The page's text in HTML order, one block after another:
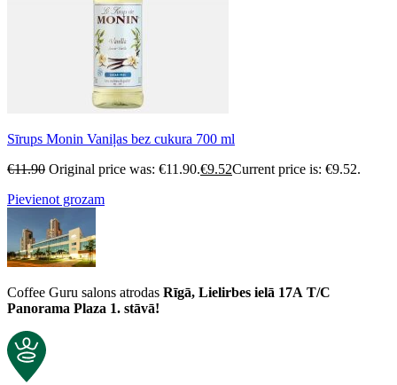
Sīrups Monin Vaniļas bez cukura 700 ml
€11.90 Original price was: €11.90.€9.52Current price is: €9.52.
Pievienot grozam
Coffee Guru salons atrodas Rīgā, Lielirbes ielā 17A T/C
Panorama Plaza 1. stāvā!